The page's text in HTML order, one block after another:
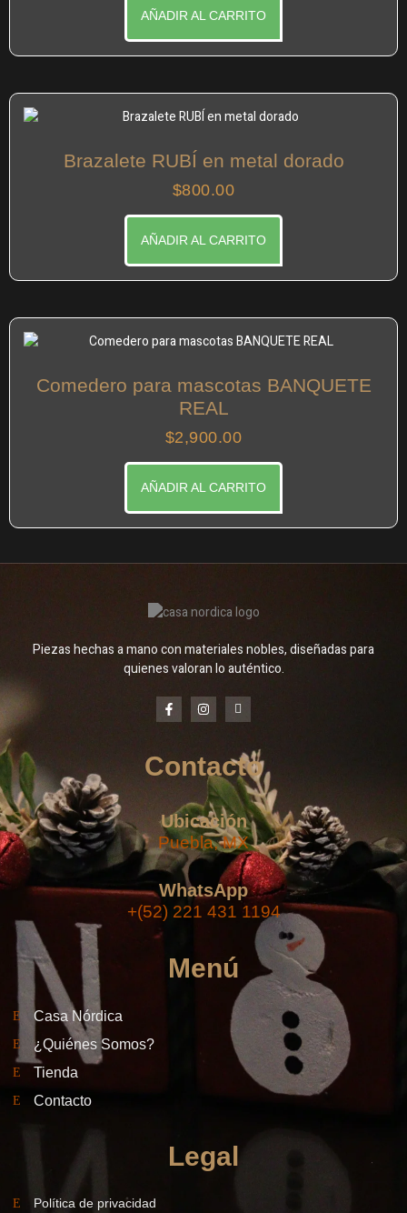
AÑADIR AL CARRITO
Brazalete RUBÍ en metal dorado
$800.00
AÑADIR AL CARRITO
Comedero para mascotas BANQUETE
REAL
$2,900.00
AÑADIR AL CARRITO
Piezas hechas a mano con materiales nobles, diseñadas para
quienes valoran lo auténtico.
Contacto
Ubicación
Puebla, MX
WhatsApp
+(52) 221 431 1194
Menú
Casa Nórdica
¿Quiénes Somos?
Tienda
Contacto
Legal
Política de privacidad